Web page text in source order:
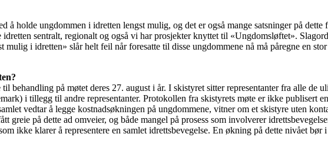
å holde ungdommen i idretten lengst mulig, og det er også mange satsninger på dette
sentralt, regionalt og også vi har prosjekter knyttet til «Ungdomsløftet».
i idretten» slår helt feil når foresatte til disse ungdommene nå må påregne en
behandling på møtet deres 27. august i år. I skistyret sitter representanter fra alle de
i tillegg til andre representanter. Protokollen fra skistyrets møte er ikke publisert
vedtar å legge kostnadsøkningen på ungdommene, vitner om et skistyre uten
greie på dette ad omveier, og både mangel på prosess som involverer
ikke klarer å representere en samlet idrettsbevegelse. En økning på dette nivået bør